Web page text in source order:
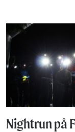
Nightrun på